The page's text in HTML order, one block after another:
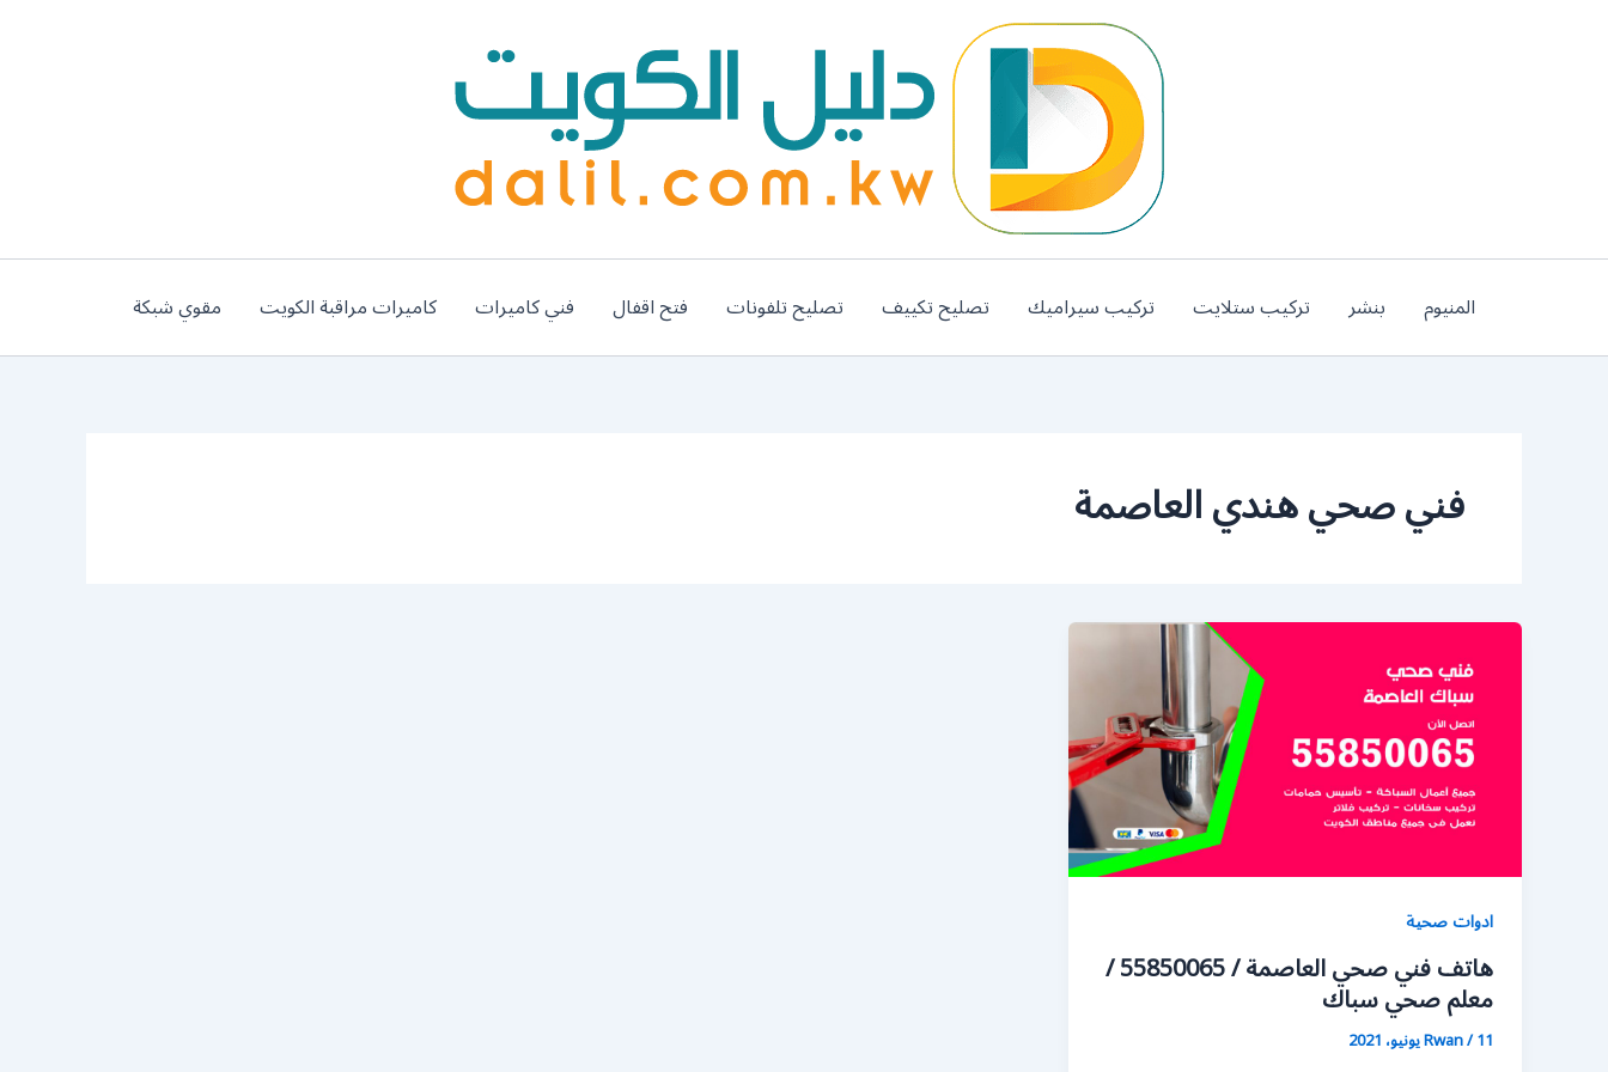
المنيوم بنشر تركيب ستلايت تركيب سيراميك تصليح تكييف تصليح تلفونات فتح اقفال فني كاميرات كاميرات مراقبة الكويت مقوي شبكة
فني صحي هندي العاصمة
ادوات صحية
هاتف فني صحي العاصمة / 55850065 /
معلم صحي سباك
Rwan/11 يونيو، 2021